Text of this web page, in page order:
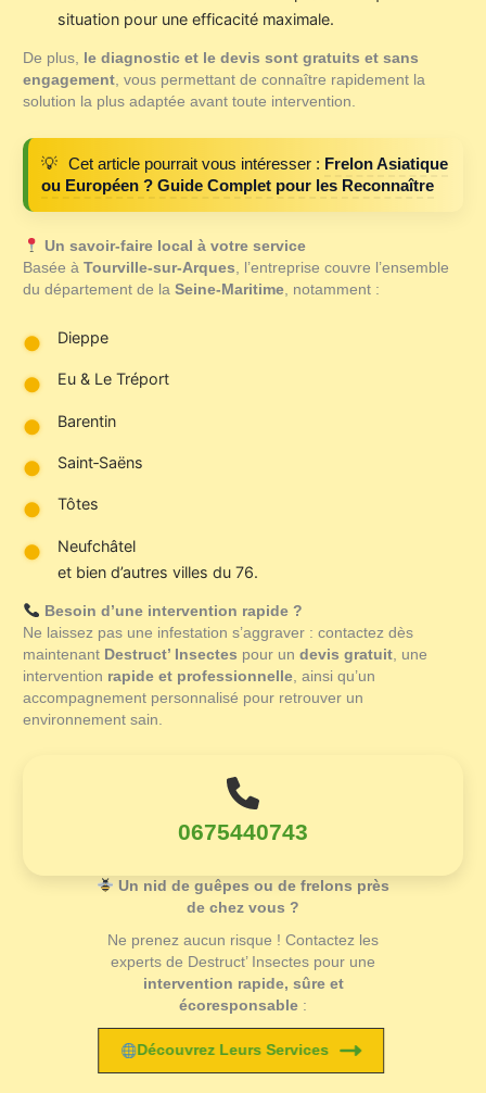
situation pour une efficacité maximale.
De plus,
le diagnostic et le devis sont gratuits et sans
engagement , vous permettant de connaître rapidement la
solution la plus adaptée avant toute intervention.
Cet article pourrait vous intéresser : Frelon Asiatique
ou Européen ? Guide Complet pour les Reconnaître
Un savoir‑faire local à votre service
Basée àTourville‑sur‑Arques, l’entreprise couvre l’ensemble
du département de laSeine‑Maritime, notamment :
Dieppe
Eu & Le Tréport
Barentin
Saint‑Saëns
Tôtes
Neufchâtel
et bien d’autres villes du 76.
Besoin d’une intervention rapide ?
Ne laissez pas une infestation s’aggraver : contactez dès
maintenant Destruct’ Insectes pour undevis gratuit, une
intervention rapide et professionnelle, ainsi qu’un
accompagnement personnalisé pour retrouver un
environnement sain.
0675440743
Un nid de guêpes ou de frelons près
de chez vous ?
Ne prenez aucun risque ! Contactez les
experts de Destruct’ Insectes pour une
intervention rapide, sûre et
écoresponsable :
Découvrez Leurs Services